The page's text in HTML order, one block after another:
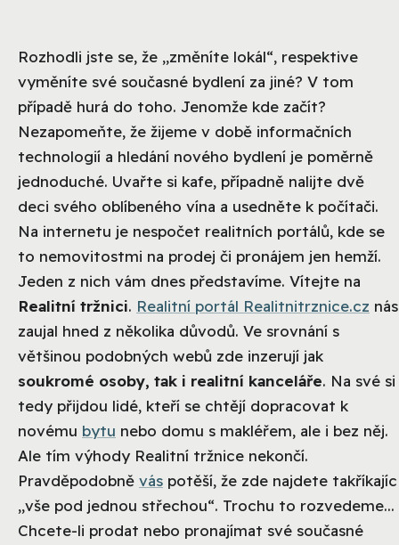
Rozhodli jste se, že „změníte lokál“, respektive
vyměníte své současné bydlení za jiné? V tom
případě hurá do toho. Jenomže kde začít?
Nezapomeňte, že žijeme v době informačních
technologií a hledání nového bydlení je poměrně
jednoduché. Uvařte si kafe, případně nalijte dvě
deci svého oblíbeného vína a usedněte k počítači.
Na internetu je nespočet realitních portálů, kde se
to nemovitostmi na prodej či pronájem jen hemží.
Jeden z nich vám dnes představíme. Vítejte na
Realitní tržnici. Realitní portál Realitnitrznice.cz nás
zaujal hned z několika důvodů. Ve srovnání s
většinou podobných webů zde inzerují jak
soukromé osoby, tak i realitní kanceláře. Na své si
tedy přijdou lidé, kteří se chtějí dopracovat k
novému bytu nebo domu s makléřem, ale i bez něj.
Ale tím výhody Realitní tržnice nekončí.
Pravděpodobně vás potěší, že zde najdete takříkajíc
„vše pod jednou střechou“. Trochu to rozvedeme...
Chcete-li prodat nebo pronajímat své současné